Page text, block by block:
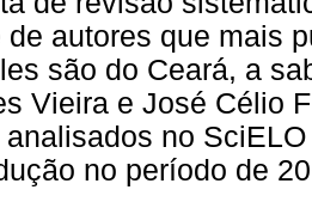
de autores que mais
são do Ceará, a
Vieira e José Célio
analisados no
no período de